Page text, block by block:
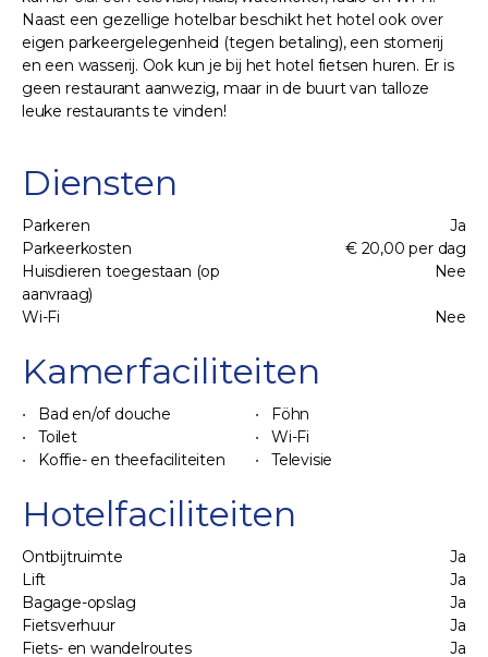
Naast een gezellige hotelbar beschikt het hotel ook over
eigen parkeergelegenheid (tegen betaling), een stomerij
en een wasserij. Ook kun je bij het hotel fietsen huren. Er is
geen restaurant aanwezig, maar in de buurt van talloze
leuke restaurants te vinden!
Diensten
Parkeren
Ja
Parkeerkosten
€ 20,00 per dag
Huisdieren toegestaan (op
aanvraag)
Nee
Wi-Fi Nee
Kamerfaciliteiten
Bad en/of douche
Föhn
Toilet
Wi-Fi
Koffie- en theefaciliteiten
Televisie
Hotelfaciliteiten
Ontbijtruimte
Ja
Lift
Ja
Bagage-opslag
Ja
Fietsverhuur
Ja
Fiets- en wandelroutes
Ja